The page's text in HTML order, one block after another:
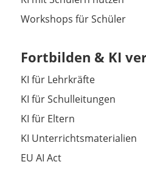
Workshops für Schüler
Fortbilden & KI
KI für Lehrkräfte
KI für Schulleitungen
KI für Eltern
KI Unterrichtsmaterialien
EU AI Act